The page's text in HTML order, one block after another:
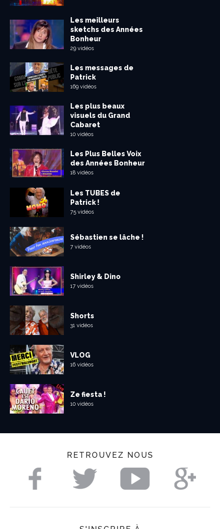
Les meilleurs
sketchs des Années
Bonheur
29 vidéos
Les messages de
Patrick
169 vidéos
Les plus beaux
visuels du Grand
Cabaret
10 vidéos
Les Plus Belles Voix
des Années Bonheur
18 vidéos
Les TUBES de
Patrick !
75 vidéos
Sébastien se lâche !
7 vidéos
Shirley & Dino
17 vidéos
Shorts
31 vidéos
VLOG
16 vidéos
Ze fiesta !
10 vidéos
RETROUVEZ NOUS